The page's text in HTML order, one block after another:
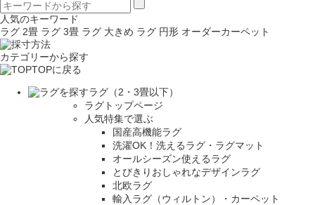
人気のキーワード
ラグ 2畳 ラグ 3畳 ラグ 大きめ ラグ 円形 オーダーカーペット
カテゴリーから探す
TOPに戻る
ラグ（2・3畳以下）
ラグトップページ
人気特集で選ぶ
国産高機能ラグ
洗濯OK！洗えるラグ・ラグマット
オールシーズン使えるラグ
とびきりおしゃれなデザインラグ
北欧ラグ
輸入ラグ（ウィルトン）・カーペット